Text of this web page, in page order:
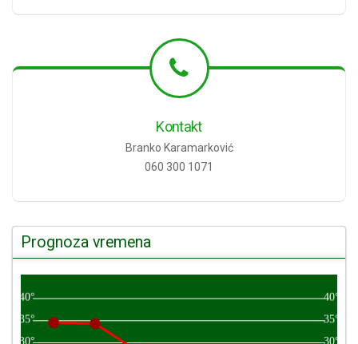
Kontakt
Branko Karamarković
060 300 1071
Prognoza vremena